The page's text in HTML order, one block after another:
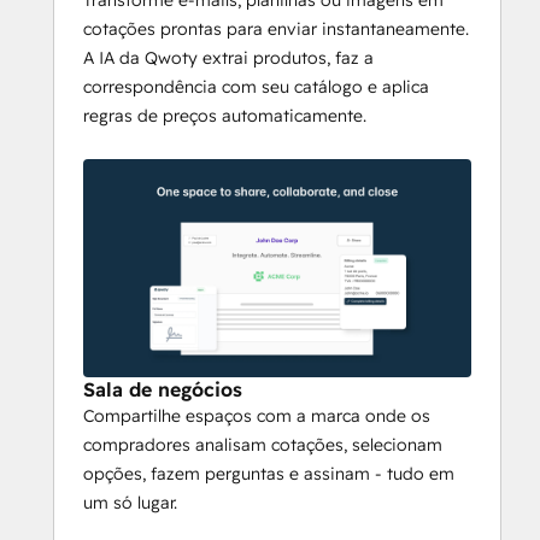
interativas e assinatura
eletrônica
A Qwoty substitui o vai-e-vem de e-mails
cotações, selecionam itens opcionais,
fazem perguntas e assinam - tudo em um
A assinatura eletrônica integrada
suporta fluxos de trabalho de assinatura
sequenciais ou paralelos, lembretes
automatizados e trilha de auditoria
Automação de cotação
para pedido
Quando uma cotação é assinada, a Qwoty
cotações prontas para enviar instantaneamente.
A IA da Qwoty extrai produtos, faz a
correspondência com seu catálogo e aplica
regras de preços automaticamente.
Sala de negócios
Compartilhe espaços com a marca onde os
compradores analisam cotações, selecionam
opções, fazem perguntas e assinam - tudo em
um só lugar.